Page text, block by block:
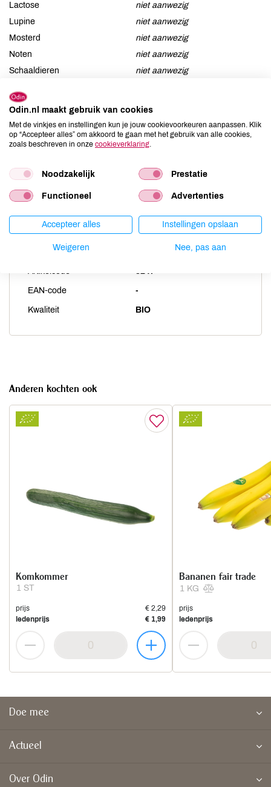
Lactose
niet aanwezig
Lupine
niet aanwezig
Mosterd
niet aanwezig
Noten
niet aanwezig
Schaaldieren
niet aanwezig
Sesam
Vis
niet aanwezig
Weekdieren
niet aanwezig
Zwaveldioxide / sulfieten
niet aanwezig
Productspecificaties
Land van herkomst
Artikelcode 3247
EAN-code -
Kwaliteit BIO
Anderen kochten ook
1 ST
Komkommer
prijs
€ 2,29
ledenprijs
€ 1,99
1 KG
Bananen fair trade
prijs
ledenprijs
Doe mee
Actueel
Over Odin
Odin.nl maakt gebruik van cookies
Met de vinkjes en instellingen kun je jouw cookievoorkeuren aanpassen. Klik
op “Accepteer alles” om akkoord te gaan met het gebruik van alle cookies,
zoals beschreven in onze cookieverklaring.
Noodzakelijk Prestatie
Functioneel Advertenties
Accepteer alles Instellingen opslaan
Weigeren Nee, pas aan